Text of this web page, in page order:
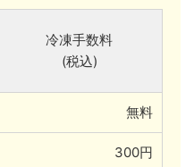
冷凍手数料
(税込)
無料
300円